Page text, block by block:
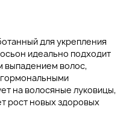
для укрепления
идеально подходит
выпадением волос,
на волосяные луковицы,
рост новых здоровых